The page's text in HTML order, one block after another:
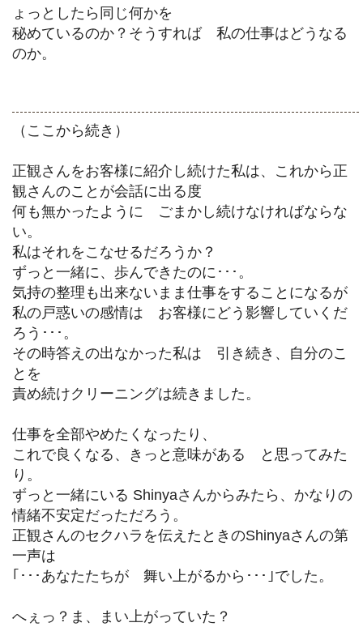
ょっとしたら同じ何かを
秘めているのか？そうすれば 私の仕事はどうなる
のか。
（ここから続き）
正観さんをお客様に紹介し続けた私は、これから正
観さんのことが会話に出る度
何も無かったように ごまかし続けなければならな
い。
私はそれをこなせるだろうか？
ずっと一緒に、歩んできたのに･･･。
気持の整理も出来ないまま仕事をすることになるが
私の戸惑いの感情は お客様にどう影響していくだ
ろう･･･。
その時答えの出なかった私は 引き続き、自分のこ
とを
責め続けクリーニングは続きました。
仕事を全部やめたくなったり、
これで良くなる、きっと意味がある と思ってみた
り。
ずっと一緒にいる Shinyaさんからみたら、かなりの
情緒不安定だっただろう。
正観さんのセクハラを伝えたときのShinyaさんの第
一声は
｢･･･あなたたちが 舞い上がるから･･･｣でした。
へぇっ？ま、まい上がっていた？